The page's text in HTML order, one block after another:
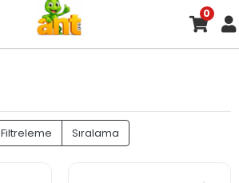
0
Filtreleme Sıralama